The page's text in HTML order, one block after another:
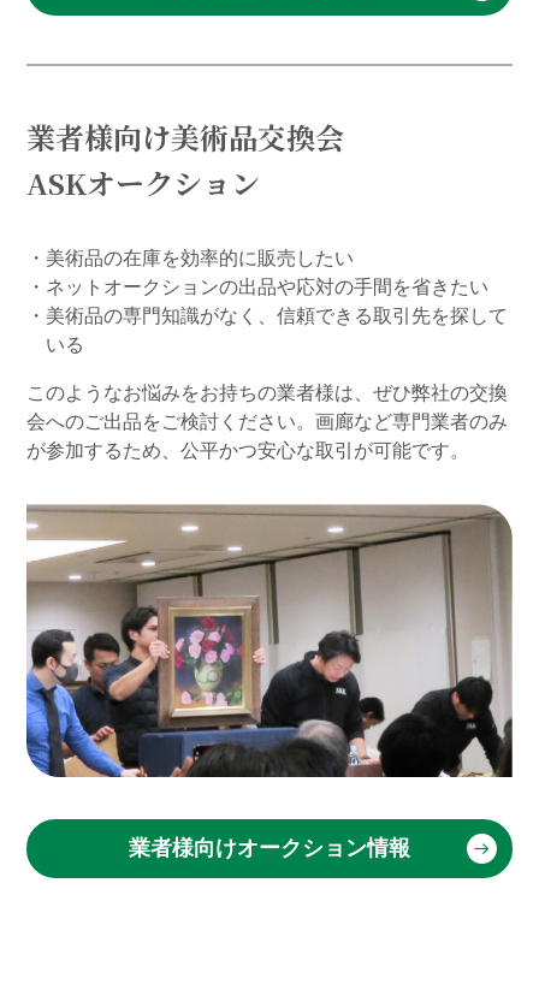
業者様向け美術品交換会
ASKオークション
・美術品の在庫を効率的に販売したい
・ネットオークションの出品や応対の手間を省きたい
・美術品の専門知識がなく、信頼できる取引先を探して
いる
このようなお悩みをお持ちの業者様は、ぜひ弊社の交換
会へのご出品をご検討ください。画廊など専門業者のみ
が参加するため、公平かつ安心な取引が可能です。
業者様向けオークション情報